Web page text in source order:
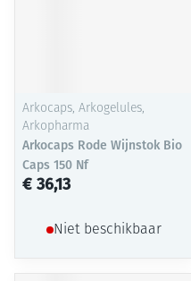
Arkocaps, Arkogelules,
Arkopharma
Arkocaps Rode Wijnstok Bio
Caps 150 Nf
€ 36,13
Niet beschikbaar